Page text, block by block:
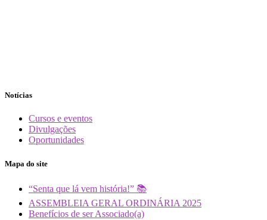
Notícias
Cursos e eventos
Divulgações
Oportunidades
Mapa do site
“Senta que lá vem história!” 📚
ASSEMBLEIA GERAL ORDINÁRIA 2025
Benefícios de ser Associado(a)